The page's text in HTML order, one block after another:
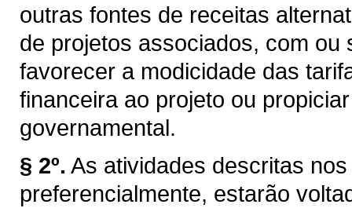
outras fontes de receitas
de projetos associados, com
favorecer a modicidade das
financeira ao projeto ou
governamental.
§ 2º. As atividades descritas
preferencialmente, estarão